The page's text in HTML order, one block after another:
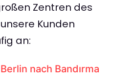
Zentren des
Kunden
an:
nach Bandırma